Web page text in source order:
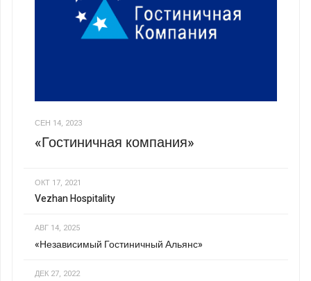
СЕН 14, 2023
«Гостиничная компания»
ОКТ 17, 2021
Vezhan Hospitality
АВГ 14, 2025
«Независимый Гостиничный Альянс»
ДЕК 27, 2022